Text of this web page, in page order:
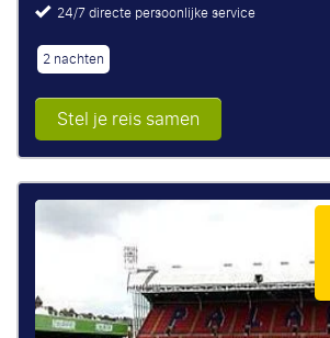
24/7 directe persoonlijke service
2 nachten
Stel je reis samen